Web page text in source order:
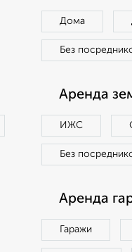
Дома
Без
Аренда
ИЖС
Без
Аренда
Гаражи